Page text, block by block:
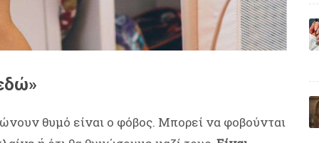
θυμό είναι ο φόβος. Μπορεί να φοβούνται